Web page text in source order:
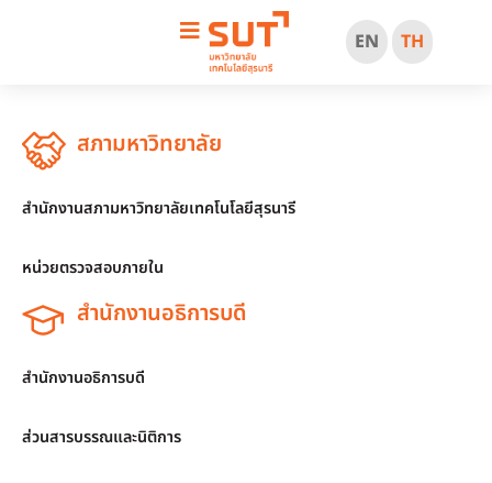
EN TH
สภามหาวิทยาลัย
สำนักงานสภามหาวิทยาลัยเทคโนโลยีสุรนารี
หน่วยตรวจสอบภายใน
สำนักงานอธิการบดี
สำนักงานอธิการบดี
ส่วนสารบรรณและนิติการ